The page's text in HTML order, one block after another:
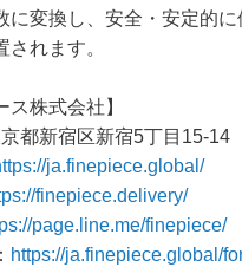
に変換し、安全・安定的に
されます。
ス株式会社】
都新宿区新宿5丁目15-14
ja.finepiece.global/
finepiece.delivery/
page.line.me/finepiece/
https://ja.finepiece.global/